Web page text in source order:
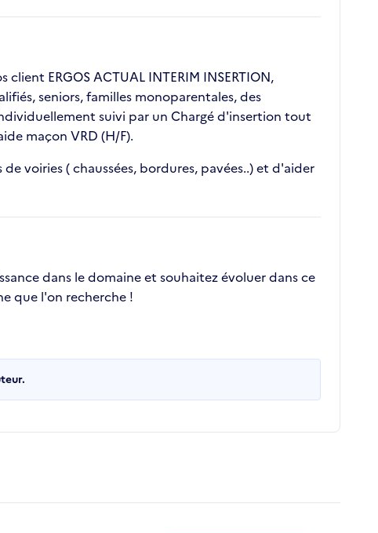
ERGOS ACTUAL INTERIM INSERTION,
seniors, familles monoparentales, des
suivi par un Chargé d'insertion tout
maçon VRD (H/F).
voiries ( chaussées, bordures, pavées..) et d'aider
dans le domaine et souhaitez évoluer dans ce
que l'on recherche !